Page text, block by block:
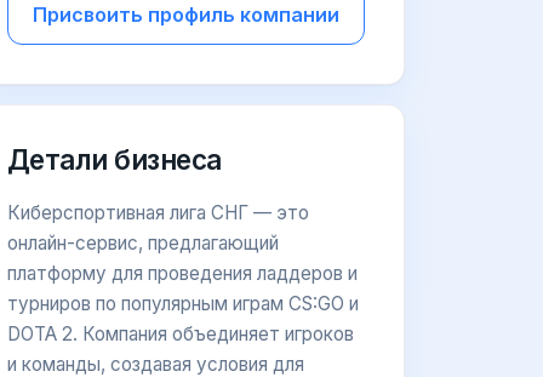
Присвоить профиль компании
Детали бизнеса
Киберспортивная лига СНГ — это
онлайн-сервис, предлагающий
платформу для проведения ладдеров и
турниров по популярным играм CS:GO и
DOTA 2. Компания объединяет игроков
и команды, создавая условия для